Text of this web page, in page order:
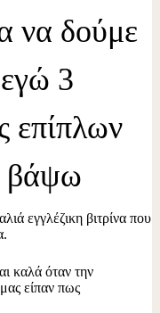
να δούμε
3
επίπλων
βάψω
εγγλέζικη βιτρίνα που
καλά όταν την
είπαν πως